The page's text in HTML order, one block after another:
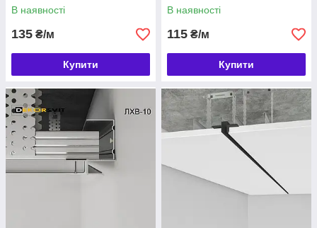
В наявності
135 ₴/м
Купити
В наявності
115 ₴/м
Купити